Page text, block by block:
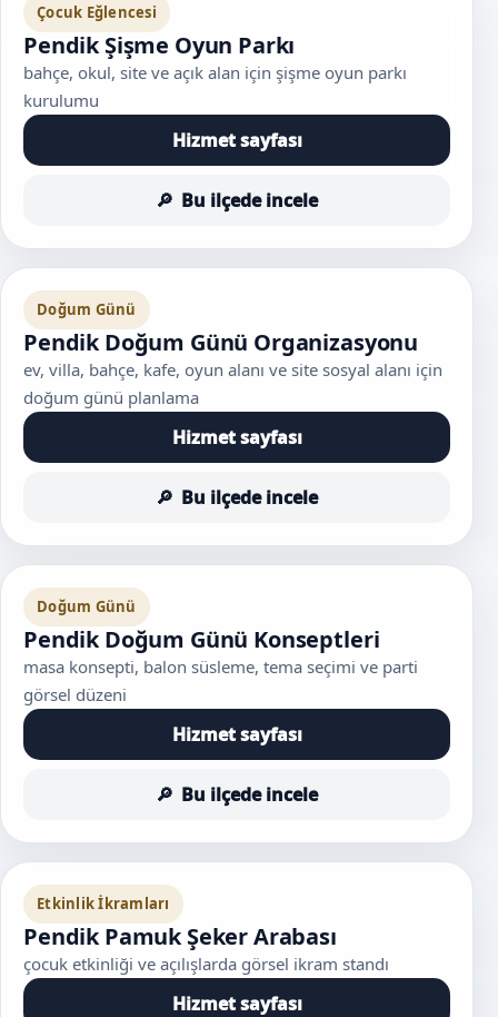
Çocuk Eğlencesi
Pendik Şişme Oyun Parkı
bahçe, okul, site ve açık alan için şişme oyun parkı
kurulumu
Hizmet sayfası
Bu ilçede incele
Doğum Günü
Pendik Doğum Günü Organizasyonu
ev, villa, bahçe, kafe, oyun alanı ve site sosyal alanı için
doğum günü planlama
Hizmet sayfası
Bu ilçede incele
Doğum Günü
Pendik Doğum Günü Konseptleri
masa konsepti, balon süsleme, tema seçimi ve parti
görsel düzeni
Hizmet sayfası
Bu ilçede incele
Etkinlik İkramları
Pendik Pamuk Şeker Arabası
çocuk etkinliği ve açılışlarda görsel ikram standı
Hizmet sayfası